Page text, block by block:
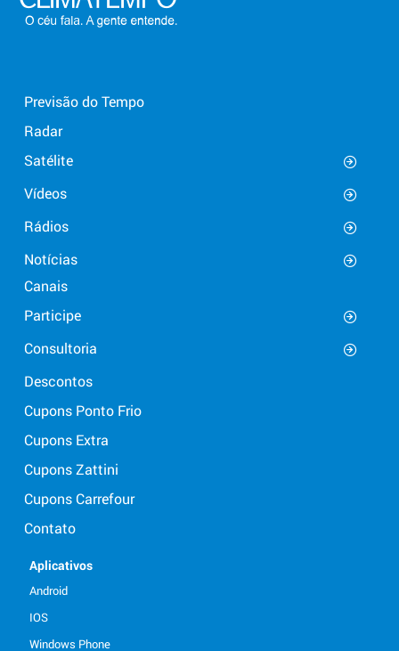
Previsão do Tempo
Radar
Satélite
Vídeos
Rádios
Notícias
Canais
Participe
Consultoria
Descontos
Cupons Ponto Frio
Cupons Extra
Cupons Zattini
Cupons Carrefour
Contato
Aplicativos
Android
IOS
Windows Phone